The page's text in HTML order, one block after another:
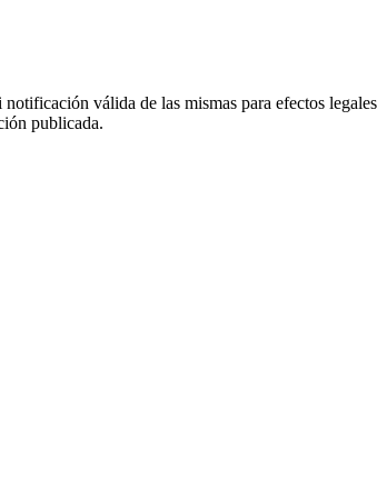
válida de las mismas para efectos
publicada.